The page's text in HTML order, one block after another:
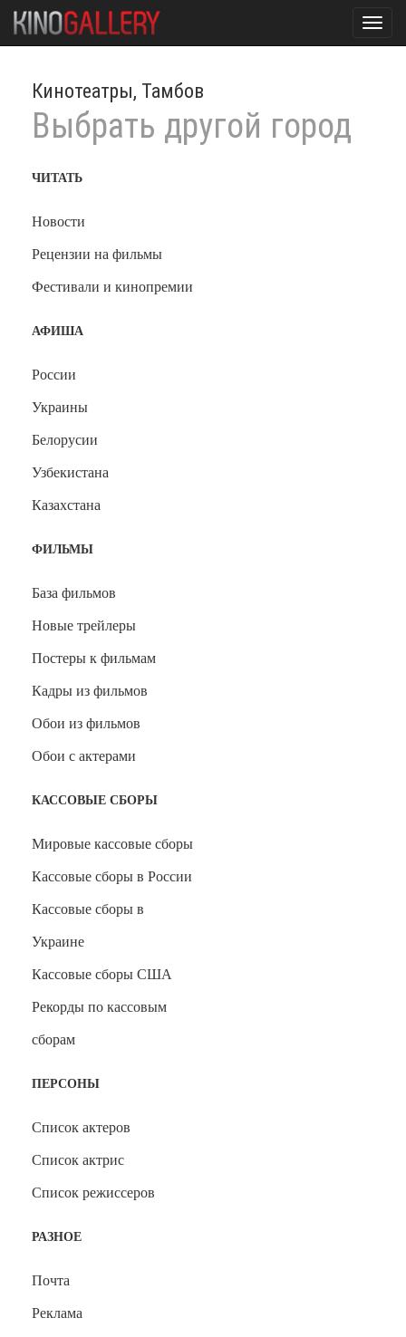
Кинотеатры, Тамбов
Выбрать другой город
ЧИТАТЬ
Новости
Рецензии на фильмы
Фестивали и кинопремии
АФИША
России
Украины
Белорусии
Узбекистана
Казахстана
ФИЛЬМЫ
База фильмов
Новые трейлеры
Постеры к фильмам
Кадры из фильмов
Обои из фильмов
Обои с актерами
КАССОВЫЕ СБОРЫ
Мировые кассовые сборы
Кассовые сборы в России
Кассовые сборы в
Украине
Кассовые сборы США
Рекорды по кассовым
сборам
ПЕРСОНЫ
Список актеров
Список актрис
Список режиссеров
РАЗНОЕ
Почта
Реклама